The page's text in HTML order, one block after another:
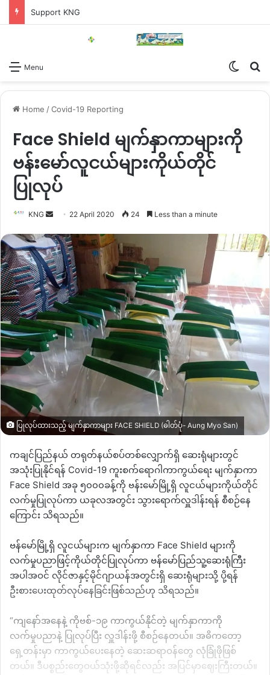
Support KNG
Menu
Home /Covid-19 Reporting
Face Shield မျက်နှာကာများကို
ဗန်းမော်လူငယ်များကိုယ်တိုင်
ပြုလုပ်
KNG
Send
email
22 April 2020 24 Less than a minute
ပြုလုပ်ထားသည့် မျက်နှာကာများ FACE SHIELD (ဓါတ်ပုံ- Aung Myo San)
ကချင်ပြည်နယ် တရုတ်နယ်စပ်တစ်လျှောက်ရှိ ဆေးရုံများတွင်
အသုံးပြုနိုင်ရန် Covid-19 ကူးစက်ရောဂါကာကွယ်ရေး မျက်နှာကာ
Face Shield အခု ၅၀၀၀ခန့်ကို ဗန်းမော်မြို့ရှိ လူငယ်များကိုယ်တိုင်
လက်မှုပြုလုပ်ကာ ယခုလအတွင်း သွားရောက်လှူဒါန်းရန် စီစဉ်နေ
ကြောင်း သိရသည်။
ဗန်မော်မြို့ရှိ လူငယ်များက မျက်နှာကာ Face Shield များကို
လက်မှုပညာဖြင့်ကိုယ်တိုင်ပြုလုပ်ကာ ဗန်မော်ပြည်သူ့ဆေးရုံကြီး
အပါအဝင် လိုင်ဇာနှင့်မိုင်ဂျာယန်အတွင်းရှိ ဆေးရုံများသို့ ပို့ရန်
ဦးစားပေးထုတ်လုပ်နေခြင်းဖြစ်သည်ဟု သိရသည်။
“ကျနော်အနေနဲ့ ကိုဗစ်-၁၉ ကာကွယ်နိုင်တဲ့ မျက်နှာကာကို
လက်မှုပညာနဲ့ ပြုလုပ်ပြီး လှူဒါန်းဖို့ စီစဉ်နေတယ်။ အဓိကတော့
ရှေ့တန်းမှာ ကာကွယ်ပေးနေတဲ့ ဆေးဆရာဝန်တွေ လုံခြုံဖိုဖြစ်
တယ်။ ဒီပစ္စည်းတွေဝယ်သုံးဖို့ဆိုရင်လည်း အပြင်မှာဈေးကြီးတယ်။